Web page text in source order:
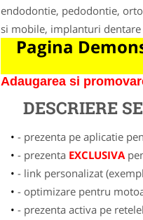
endodontie, pedodontie,
si mobile, implanturi
Pagina
Adaugarea si
DESCRIERE
- prezenta pe aplicatie
- prezenta EXCLUSIVA
- link personalizat
- optimizare pentru
- prezenta activa pe